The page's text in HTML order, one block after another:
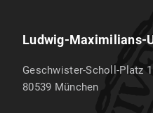
Ludwig-Maximilians-
Geschwister-Scholl-Platz 1
80539 München